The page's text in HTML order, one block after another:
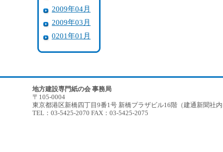
2009年04月
2009年03月
0201年01月
地方建設専門紙の会 事務局
〒105-0004
東京都港区新橋四丁目9番1号 新橋プラザビル16階（建通新聞社
TEL：03-5425-2070 FAX：03-5425-2075